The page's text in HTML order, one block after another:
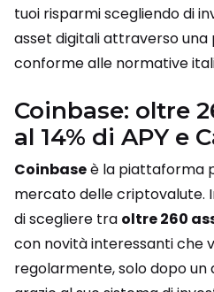
tuoi risparmi scegliendo di
asset digitali attraverso
conforme alle normative
Coinbase: oltre
al 14% di APY e
Coinbaseè la piattaforma
mercato delle criptovalute.
di scegliere tra oltre 260
con novità interessanti che
regolarmente, solo dopo